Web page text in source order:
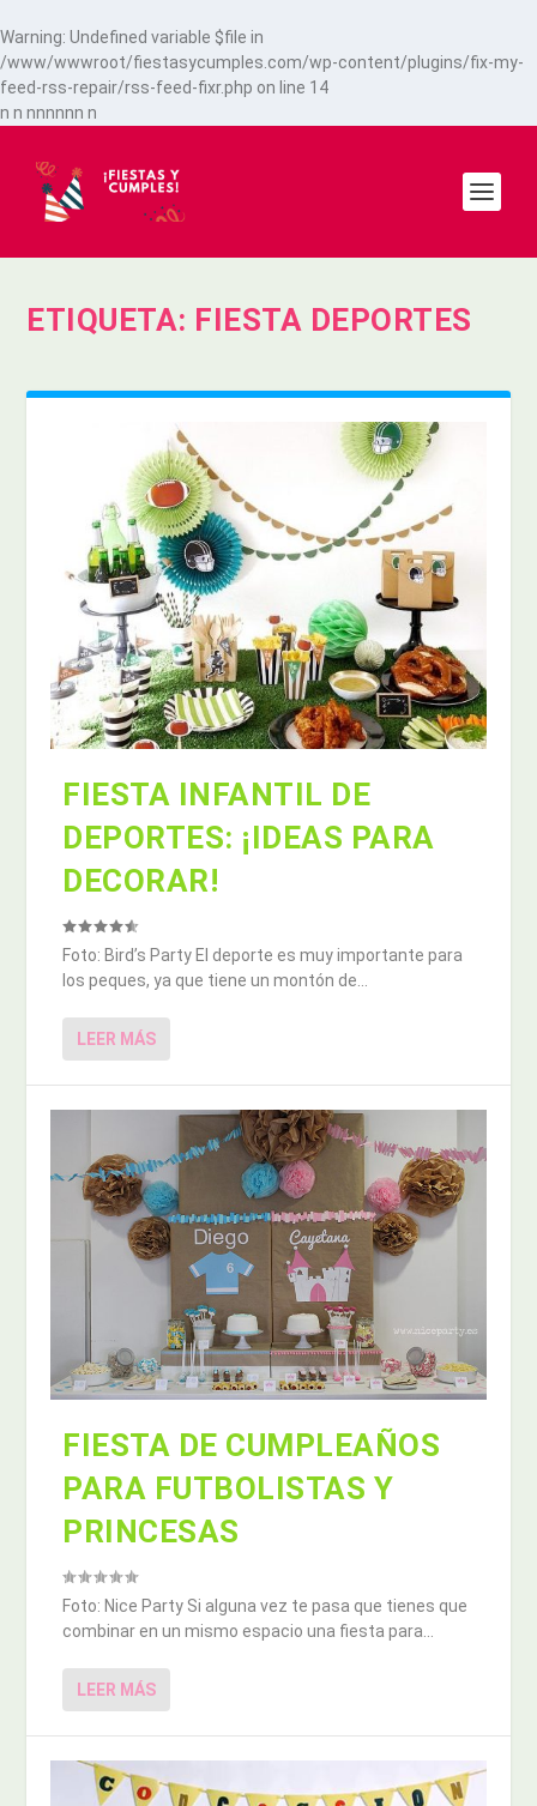
Warning: Undefined variable $file in
/www/wwwroot/fiestasycumples.com/wp-content/plugins/fix-my-
feed-rss-repair/rss-feed-fixr.php on line 14
n n nnnnnn n
ETIQUETA: FIESTA DEPORTES
FIESTA INFANTIL DE
DEPORTES: ¡IDEAS PARA
DECORAR!
Foto: Bird’s Party El deporte es muy importante para
los peques, ya que tiene un montón de...
LEER MÁS
FIESTA DE CUMPLEAÑOS
PARA FUTBOLISTAS Y
PRINCESAS
Foto: Nice Party Si alguna vez te pasa que tienes que
combinar en un mismo espacio una fiesta para...
LEER MÁS